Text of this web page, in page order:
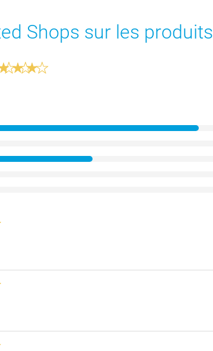
Shops sur les produits